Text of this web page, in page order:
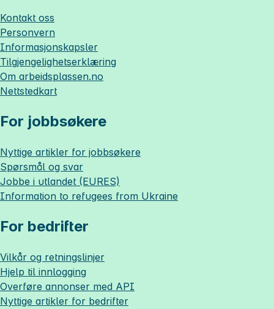
Kontakt oss
Personvern
Informasjonskapsler
Tilgjengelighetserklæring
Om arbeidsplassen.no
Nettstedkart
For jobbsøkere
Nyttige artikler for jobbsøkere
Spørsmål og svar
Jobbe i utlandet (EURES)
Information to refugees from Ukraine
For bedrifter
Vilkår og retningslinjer
Hjelp til innlogging
Overføre annonser med API
Nyttige artikler for bedrifter